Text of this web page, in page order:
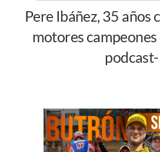
Pere Ibáñez, 35 años
motores
podcast-